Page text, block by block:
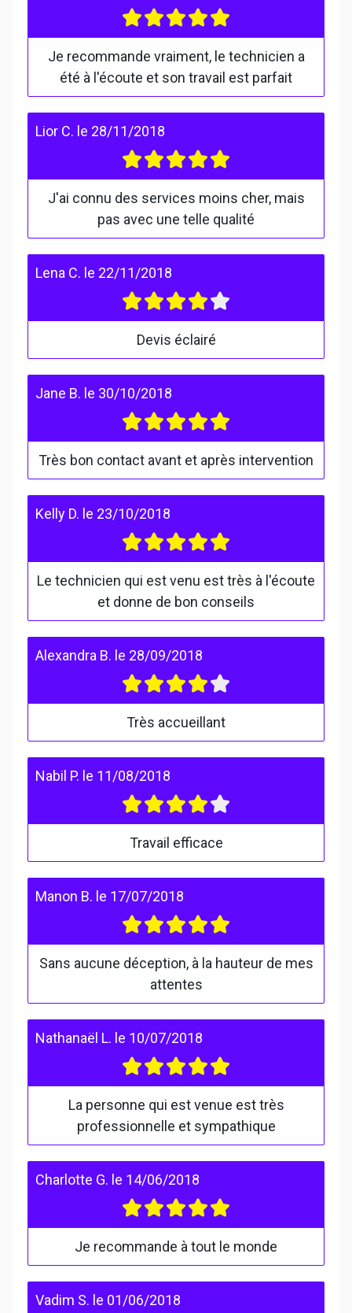
Je recommande vraiment, le technicien a
été à l'écoute et son travail est parfait
Lior C. le 28/11/2018
J'ai connu des services moins cher, mais
pas avec une telle qualité
Lena C. le 22/11/2018
Devis éclairé
Jane B. le 30/10/2018
Très bon contact avant et après intervention
Kelly D. le 23/10/2018
Le technicien qui est venu est très à l'écoute
et donne de bon conseils
Alexandra B. le 28/09/2018
Très accueillant
Nabil P. le 11/08/2018
Travail efficace
Manon B. le 17/07/2018
Sans aucune déception, à la hauteur de mes
attentes
Nathanaël L. le 10/07/2018
La personne qui est venue est très
professionnelle et sympathique
Charlotte G. le 14/06/2018
Je recommande à tout le monde
Vadim S. le 01/06/2018